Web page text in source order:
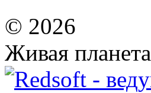
© 2026
Живая планета